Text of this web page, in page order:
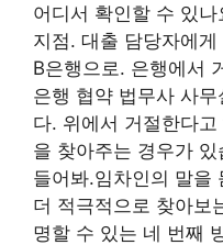
어디서 확인할 수 있
지점. 대출 담당자에
B은행으로. 은행에서
은행 협약 법무사 사
다. 위에서 거절한다
을 찾아주는 경우가
들어봐.임차인의 말을
더 적극적으로 찾아보
명할 수 있는 네 번째